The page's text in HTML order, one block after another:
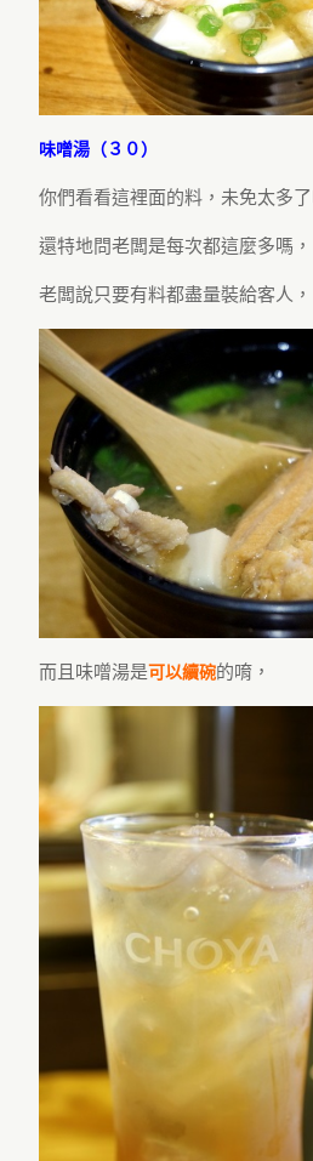
味噌湯（３０）
你們看看這裡面的料，未免太多了
還特地問老闆是每次都這麼多嗎，
老闆說只要有料都盡量裝給客人，
而且味噌湯是可以續碗的唷，